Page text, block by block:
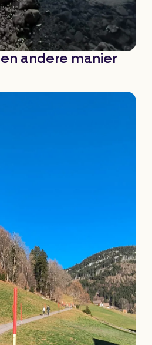
andere manier